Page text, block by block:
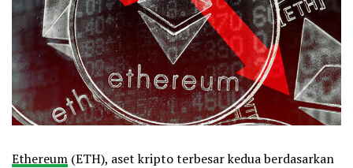
Ethereum (ETH), aset kripto terbesar kedua berdasarkan